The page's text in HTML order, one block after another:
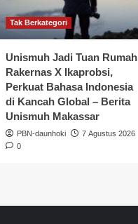
Tak Berkategori
Unismuh Jadi Tuan Rumah
Rakernas X Ikaprobsi,
Perkuat Bahasa Indonesia
di Kancah Global – Berita
Unismuh Makassar
PBN-daunhoki
7 Agustus 2026
0